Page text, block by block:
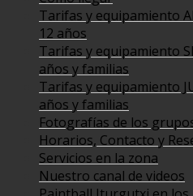
Tarifas y equipamiento
12 años
Tarifas y equipamiento
años y familias
Tarifas y equipamiento
años y familias
Fotografías de los
Horarios, Contacto y
Servicios en la zona
Nuestro canal de videos